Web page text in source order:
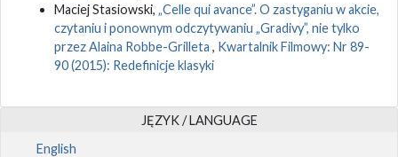
Maciej Stasiowski, „Celle qui avance”. O zastyganiu w akcie,
czytaniu i ponownym odczytywaniu „Gradivy”, nie tylko
przez Alaina Robbe-Grilleta , Kwartalnik Filmowy: Nr 89-
90 (2015): Redefinicje klasyki
JĘZYK / LANGUAGE
English